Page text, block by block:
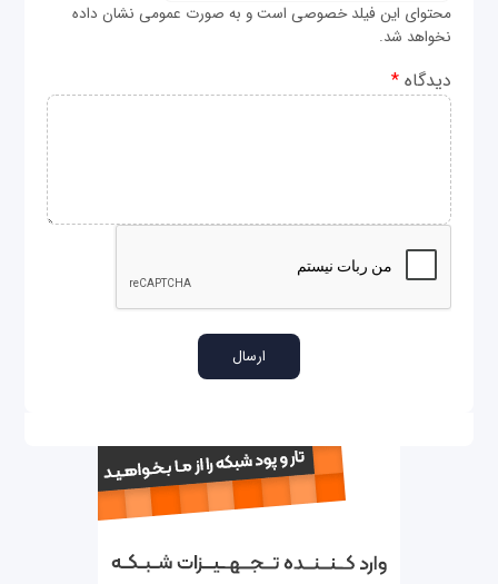
محتوای این فیلد خصوصی است و به صورت عمومی نشان داده
نخواهد شد.
دیدگاه*